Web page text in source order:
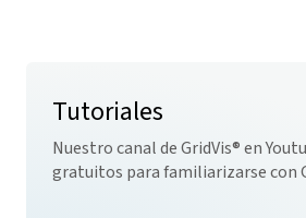
Tutoriales
Nuestro canal deGridVis® en
gratuitos para familiarizarse con